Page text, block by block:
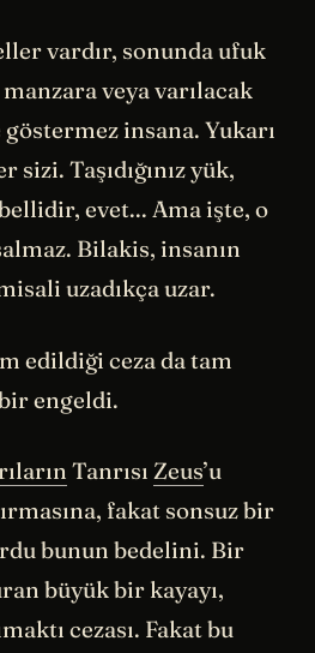
vardır, sonunda ufuk
manzara veya varılacak
insana. Yukarı
sizi. Taşıdığınız yük,
evet... Ama işte, o
Bilakis, insanın
uzadıkça uzar.
edildiği ceza da tam
engeldi.
Tanrısı Zeus’u
fakat sonsuz bir
bunun bedelini. Bir
büyük bir kayayı,
cezası. Fakat bu